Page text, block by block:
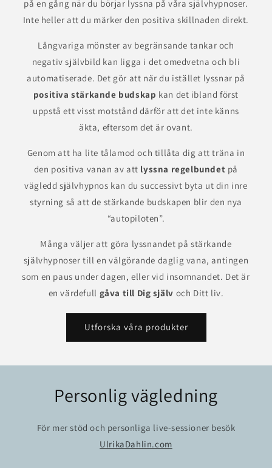
på en gång när du börjar lyssna på våra självhypnoser.
Inte heller att du märker den positiva skillnaden direkt.
Långvariga mönster av begränsande tankar och
negativ självbild kan ligga i det omedvetna och bli
automatiserade. Det gör att när du istället lyssnar på
positiva stärkande budskap kan det ibland först
uppstå ett visst motstånd därför att det inte känns
äkta, eftersom det är ovant.
Genom att ha lite tålamod och tillåta dig att träna in
den positiva vanan av att lyssna regelbundet på
vägledd självhypnos kan du successivt byta ut din inre
styrning så att de stärkande budskapen blir den nya
“autopiloten”.
Många väljer att göra lyssnandet på stärkande
självhypnoser till en välgörande daglig vana, antingen
som en paus under dagen, eller vid insomnandet. Det är
en värdefull gåva till Dig själv och Ditt liv.
Utforska våra produkter
Personlig vägledning
För mer stöd och personliga live-sessioner besök
UlrikaDahlin.com